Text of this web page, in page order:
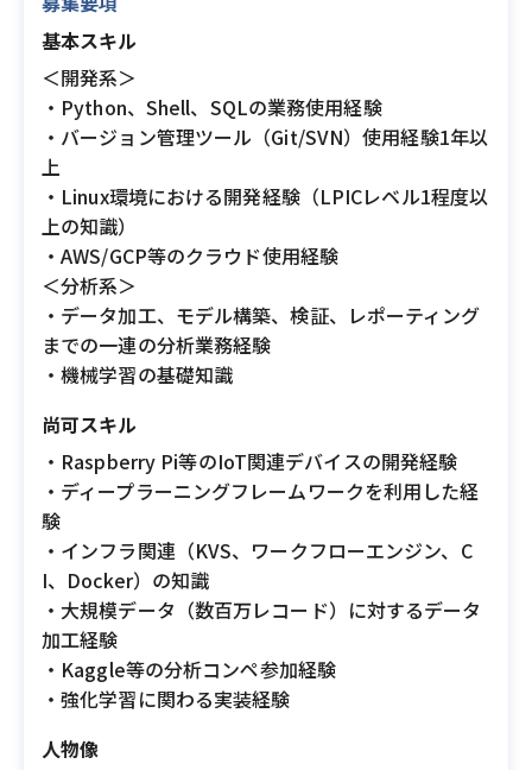
基本スキル
＜開発系＞
・Python、Shell、SQLの業務使用経験
・バージョン管理ツール（Git/SVN）使用経験1年以
上
・Linux環境における開発経験（LPICレベル1程度以
上の知識）
・AWS/GCP等のクラウド使用経験
＜分析系＞
・データ加工、モデル構築、検証、レポーティング
までの一連の分析業務経験
・機械学習の基礎知識
尚可スキル
・Raspberry Pi等のIoT関連デバイスの開発経験
・ディープラーニングフレームワークを利用した経
験
・インフラ関連（KVS、ワークフローエンジン、C
I、Docker）の知識
・大規模データ（数百万レコード）に対するデータ
加工経験
・Kaggle等の分析コンペ参加経験
・強化学習に関わる実装経験
人物像